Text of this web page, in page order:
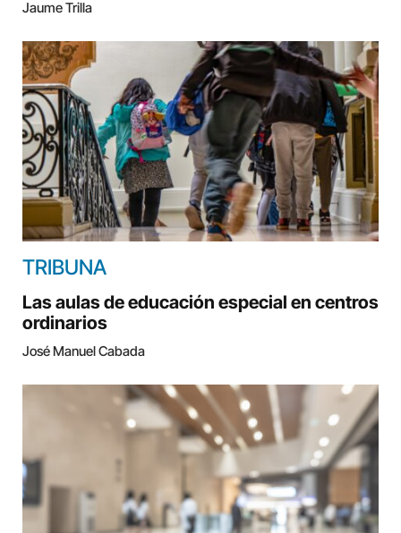
Jaume Trilla
TRIBUNA
Las aulas de educación especial en centros
ordinarios
José Manuel Cabada